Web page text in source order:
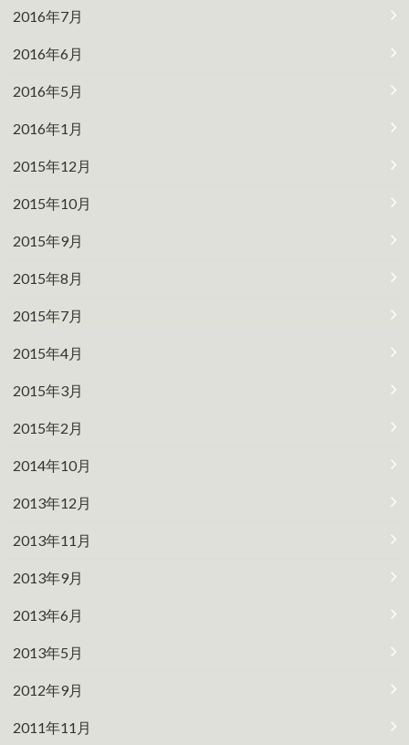
2016年7月
2016年6月
2016年5月
2016年1月
2015年12月
2015年10月
2015年9月
2015年8月
2015年7月
2015年4月
2015年3月
2015年2月
2014年10月
2013年12月
2013年11月
2013年9月
2013年6月
2013年5月
2012年9月
2011年11月